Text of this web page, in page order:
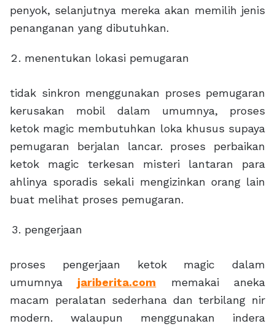
penyok, selanjutnya mereka akan memilih jenis
penanganan yang dibutuhkan.
menentukan lokasi pemugaran
tidak sinkron menggunakan proses pemugaran
kerusakan mobil dalam umumnya, proses
ketok magic membutuhkan loka khusus supaya
pemugaran berjalan lancar. proses perbaikan
ketok magic terkesan misteri lantaran para
ahlinya sporadis sekali mengizinkan orang lain
buat melihat proses pemugaran.
pengerjaan
proses pengerjaan ketok magic dalam
umumnya jariberita.com memakai aneka
macam peralatan sederhana dan terbilang nir
modern. walaupun menggunakan indera